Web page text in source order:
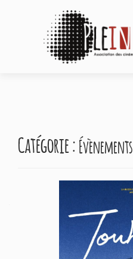
Catégorie :Évènements
articles